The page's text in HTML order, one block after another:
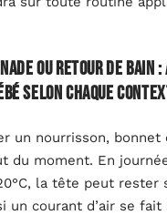
ou retour de bain
selon chaque
un nourrisson, bonnet
du moment. En
la tête peut rester
un courant d’air se fait